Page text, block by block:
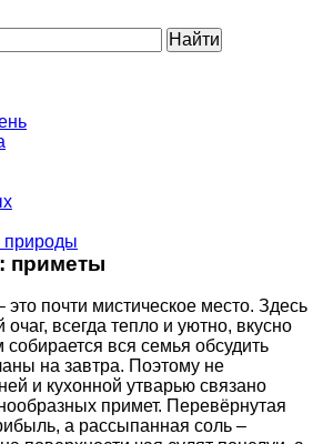
природы
приметы
почти мистическое место. Здесь
всегда тепло и уютно, вкусно
вся семья обсудить
на завтра. Поэтому не
и кухонной утварью связано
примет. Перевёрнутая
а рассыпанная соль –